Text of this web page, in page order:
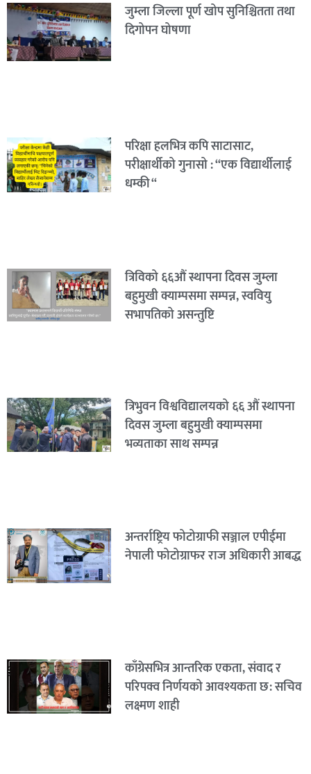
जुम्ला जिल्ला पूर्ण खोप सुनिश्चितता तथा
दिगोपन घोषणा
परिक्षा हलभित्र कपि साटासाट,
परीक्षार्थीको गुनासो : “एक विद्यार्थीलाई
धम्की “
त्रिविको ६६औं स्थापना दिवस जुम्ला
बहुमुखी क्याम्पसमा सम्पन्न, स्ववियु
सभापतिको असन्तुष्टि
त्रिभुवन विश्वविद्यालयको ६६ औं स्थापना
दिवस जुम्ला बहुमुखी क्याम्पसमा
भव्यताका साथ सम्पन्न
अन्तर्राष्ट्रिय फोटोग्राफी सञ्जाल एपीईमा
नेपाली फोटोग्राफर राज अधिकारी आबद्ध
काँग्रेसभित्र आन्तरिक एकता, संवाद र
परिपक्व निर्णयको आवश्यकता छ: सचिव
लक्ष्मण शाही